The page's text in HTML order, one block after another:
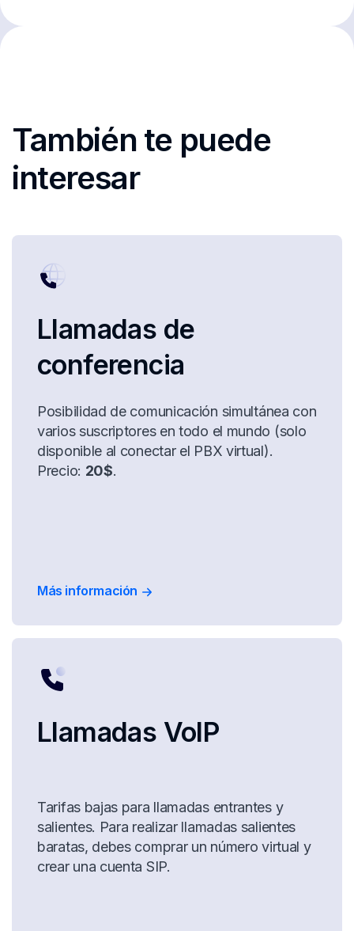
También te puede
interesar
Llamadas de
conferencia
Posibilidad de comunicación simultánea con
varios suscriptores en todo el mundo (solo
disponible al conectar el PBX virtual).
Precio: 20$.
Más información
Llamadas VoIP
Tarifas bajas para llamadas entrantes y
salientes. Para realizar llamadas salientes
baratas, debes comprar un número virtual y
crear una cuenta SIP.